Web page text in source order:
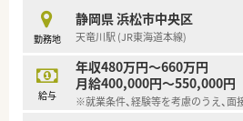
人であり、浜松を中心に1,000年続
ます。
■「緑の葉」を意味する社名の通り
た清潔感のある造りを採用し、地
ています。
■早くから在宅業務にも注力してお
するなど、薬剤師が専門業務に特
勤務地
静岡県 浜松市中央区
天竜川駅 (JR東海道本線)
給与
年収480万円～660万円
月給400,000円～550,000円
※就業条件、経験等を考慮のうえ、面